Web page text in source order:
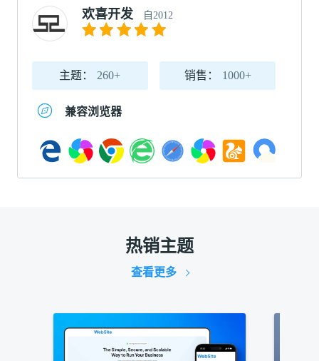
欢喜开发 自2012
主题： 260+ 销售： 1000+
兼容浏览器
热销主题
查看更多